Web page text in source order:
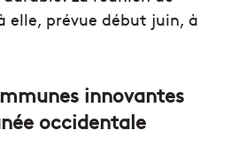
elle, prévue début juin, à
innovantes
occidentale